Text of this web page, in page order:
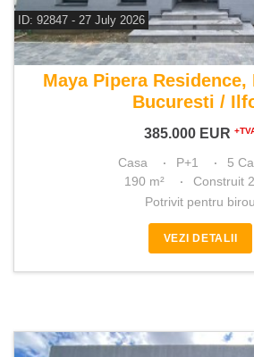
ID: 92847 - 27 July 2026
De vanzare casa 5
Maya Pipera Residence,
Bucuresti /
385.000 EUR
Casa P+1
5
190 m²
Construit
Potrivit pentru birou
VEZI DETALII